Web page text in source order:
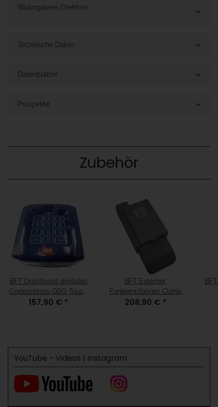
Bildergalerie-Drehtore
Technische Daten
Datenblätter
Prospekte
Zubehör
BFT Drahtloses digitales
Codeschloss QBO Touch
10 Kanal 433 MHz
157,90 € *
BFT Externer
Funkempfänger Clonix
2E 2 Kanal 433 MHz
208,90 € *
YouTube - Videos | Instagram